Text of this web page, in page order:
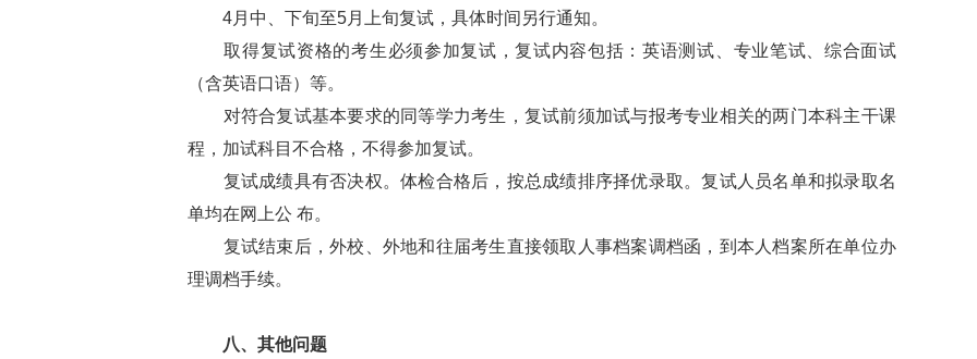
4月中、下旬至5月上旬复试，具体时间另行通知。
取得复试资格的考生必须参加复试，复试内容包括：英语测试、专业笔试、综合面试
（含英语口语）等。
对符合复试基本要求的同等学力考生，复试前须加试与报考专业相关的两门本科主干课
程，加试科目不合格，不得参加复试。
复试成绩具有否决权。体检合格后，按总成绩排序择优录取。复试人员名单和拟录取名
单均在网上公 布。
复试结束后，外校、外地和往届考生直接领取人事档案调档函，到本人档案所在单位办
理调档手续。
八、其他问题